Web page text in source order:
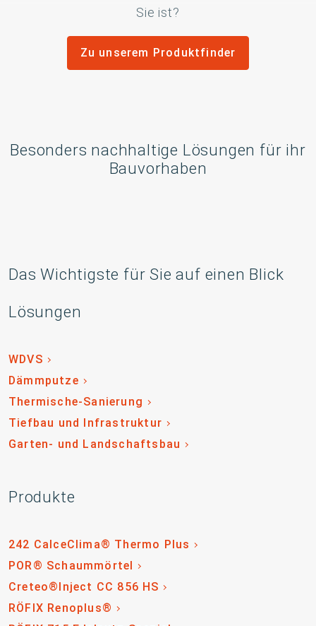
Sie ist?
Zu unserem Produktfinder
Besonders nachhaltige Lösungen für ihr
Bauvorhaben
Das Wichtigste für Sie auf einen Blick
Lösungen
WDVS
Dämmputze
Thermische-Sanierung
Tiefbau und Infrastruktur
Garten- und Landschaftsbau
Produkte
242 CalceClima® Thermo Plus
POR® Schaummörtel
Creteo®Inject CC 856 HS
RÖFIX Renoplus®